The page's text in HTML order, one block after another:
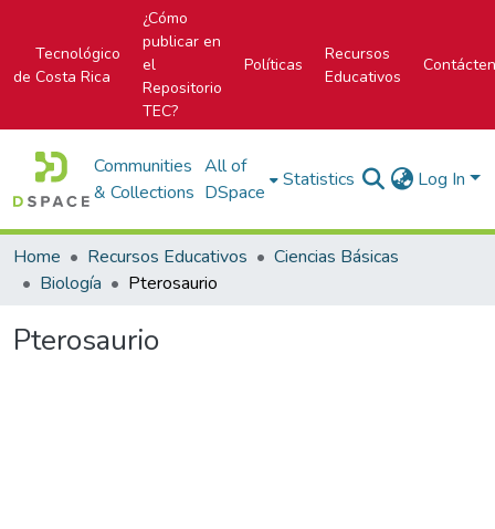
Tecnológico
de Costa Rica
¿Cómo
publicar en
el
Repositorio
TEC?
Políticas
Recursos
Educativos
Communities
& Collections
All of
DSpace
Statistics Log In
Home Recursos Educativos
Ciencias Básicas
Biología
Pterosaurio
Pterosaurio